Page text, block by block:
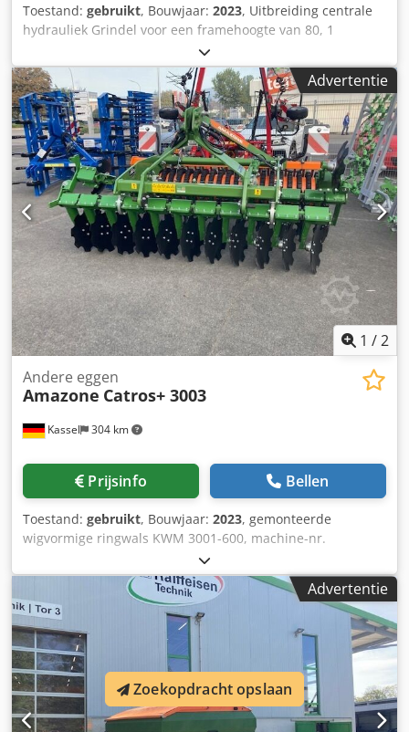
Toestand: gebruikt, Bouwjaar: 2023, Uitbreiding centrale
hydrauliek Grindel voor een framehoogte van 80, 1
ploegeenheid STW / 35, 1 paar risters 430, 1 paar HD-
schoenpunten, 1 paar insteekplaat voor STW / 35, 1 paar
schijfkouters voor Variopf schijfkouter D 500, gekarteld
en/of geveerd, 1 Codpfx Aer Ucigopteha
Advertentie
1 /2
Kassel 304 km
Andere eggen
Amazone Catros+ 3003
Prijsinfo Bellen
Toestand: gebruikt, Bouwjaar: 2023, gemonteerde
wigvormige ringwals KWM 3001-600, machine-nr.
KW00059843, set lagering voor / wals - aanbouw compacte
schijveneg, schijvendraagveld voor Catros hydraulische /
werkdiepteverstelling, LED-verlichting voor de weg voor
starre machines / schijf Codpfx Aor Ty N Ejptoha
Advertentie
Zoekopdracht opslaan